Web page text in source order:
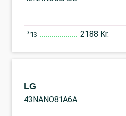
Pris 2188 Kr.
LG
43NANO81A6A